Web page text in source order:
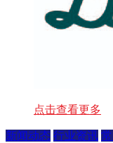
点击查看更多
新闻动态 行业资讯